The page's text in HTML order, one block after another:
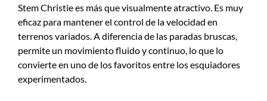
Stem Christie es más que visualmente atractivo. Es muy
eficaz para mantener el control de la velocidad en
terrenos variados. A diferencia de las paradas bruscas,
permite un movimiento fluido y continuo, lo que lo
convierte en uno de los favoritos entre los esquiadores
experimentados.